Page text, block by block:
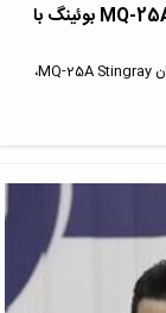
دومین پرواز آزمایشی پهپاد سوخت‌رسان MQ-25A Stingray بوئینگ با
شرکت بوئینگ اعلام کرد نخستین فروند تولیدی پهپاد سوخت‌رسان MQ-25A Stingray،